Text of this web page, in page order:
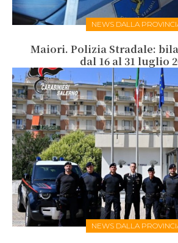
NEWS DALLA
Maiori. Polizia Stradale:
dal 16 al 31 luglio
NEWS DALLA